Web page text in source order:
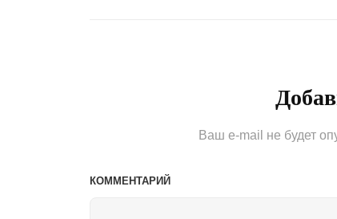
Ваш e-mail не будет
КОММЕНТАРИЙ